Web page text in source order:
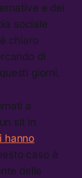
e dei
sociale
chiaro
di
giorni.
a
sit in
hanno
caso è
delle